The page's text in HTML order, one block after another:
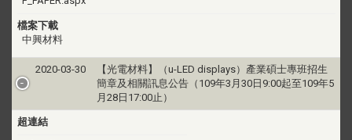
檔案下載
中興材料
2020-03-30
【光電材料】（u-LED displays）產業碩士專班招生
簡章及相關訊息公告（109年3月30日9:00起至109年5
月28日17:00止）
超連結